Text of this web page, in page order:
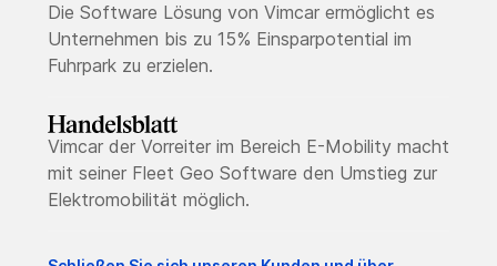
Die Software Lösung von Vimcar ermöglicht es
Unternehmen bis zu 15% Einsparpotential im
Fuhrpark zu erzielen.
Vimcar der Vorreiter im Bereich E-Mobility macht
mit seiner Fleet Geo Software den Umstieg zur
Elektromobilität möglich.